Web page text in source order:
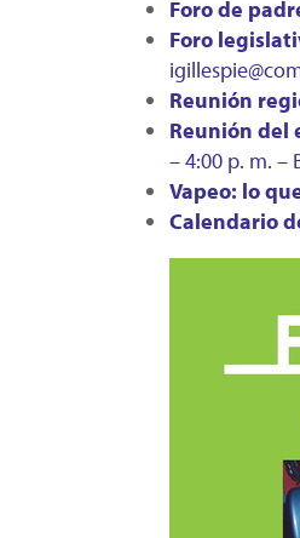
Foro de
Foro
Reunión
Reunión del
– 4:00 p. m. –
Vapeo: lo
Calendario